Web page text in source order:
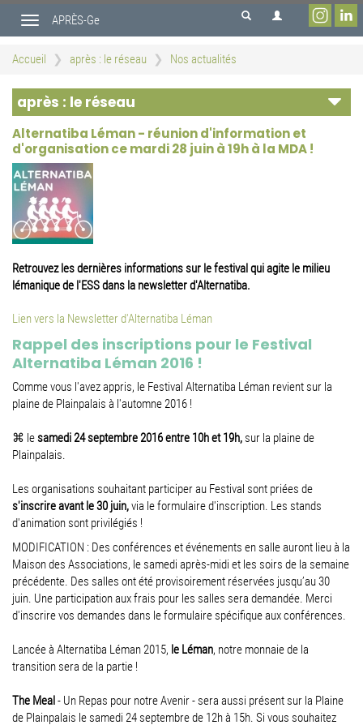
contenu
Toggle
navigation
APRÈS-Ge
Accueil après : le réseau Nos actualités
après : le réseau
Alternatiba Léman - réunion d'information et
d'organisation ce mardi 28 juin à 19h à la MDA !
Retrouvez les dernières informations sur le festival qui agite le milieu
lémanique de l'ESS dans la newsletter d'Alternatiba.
Lien vers la Newsletter d'Alternatiba Léman
Rappel des inscriptions pour le Festival
Alternatiba Léman 2016 !
Comme vous l'avez appris, le Festival Alternatiba Léman revient sur la
plaine de Plainpalais à l'automne 2016 !
⌘ lesamedi 24 septembre 2016 entre 10h et 19h, sur la plaine de
Plainpalais.
Les organisations souhaitant participer au Festival sont priées de
s'inscrire avant le 30 juin,via le formulaire d'inscription. Les stands
d'animation sont privilégiés !
MODIFICATION : Des conférences et événements en salle auront lieu à la
Maison des Associations, le samedi après-midi et les soirs de la semaine
précédente. Des salles ont été provisoirement réservées jusqu’au 30
juin. Une participation aux frais pour les salles sera demandée. Merci
d'inscrire vos demandes dans le formulaire spécifique aux conférences.
Lancée à Alternatiba Léman 2015, le Léman, notre monnaie de la
transition sera de la partie !
The Meal- Un Repas pour notre Avenir - sera aussi présent sur la Plaine
de Plainpalais le samedi 24 septembre de 12h à 15h. Si vous souhaitez